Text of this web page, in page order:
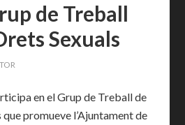
de Treball
Sexuals
en el Grup de Treball de
promueve l’Ajuntament de